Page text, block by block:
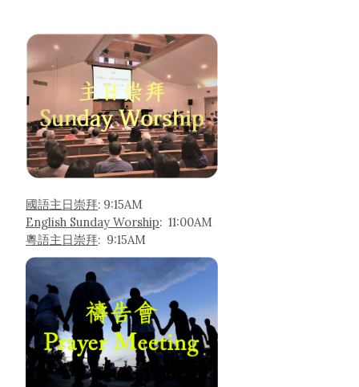
國語主日崇拜: 9:15AM
English Sunday Worship: 11:00AM
粵語主日崇拜: 9:15AM